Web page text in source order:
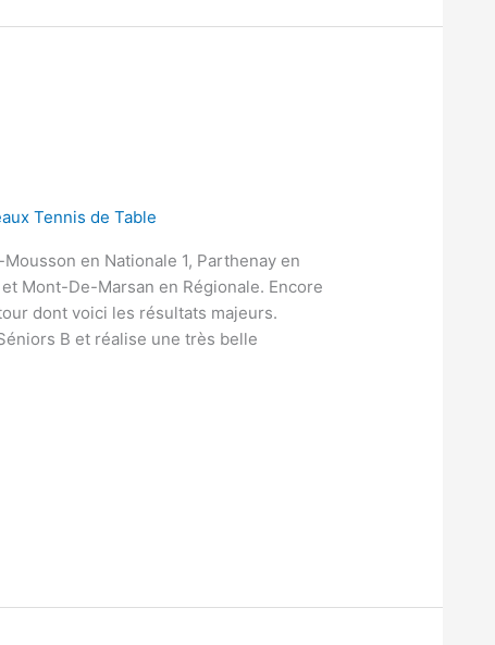
Tennis de Table
en Nationale 1, Parthenay en
Mont-De-Marsan en Régionale. Encore
dont voici les résultats majeurs.
B et réalise une très belle